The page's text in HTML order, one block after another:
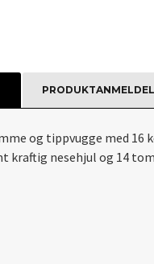
og tippvugge med
kraftig nesehjul og 14